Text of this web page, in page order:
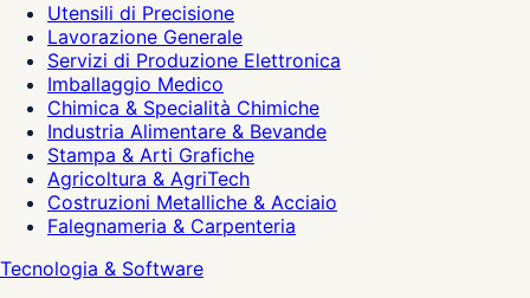
Utensili di Precisione
Lavorazione Generale
Servizi di Produzione Elettronica
Imballaggio Medico
Chimica & Specialità Chimiche
Industria Alimentare & Bevande
Stampa & Arti Grafiche
Agricoltura & AgriTech
Costruzioni Metalliche & Acciaio
Falegnameria & Carpenteria
Tecnologia & Software